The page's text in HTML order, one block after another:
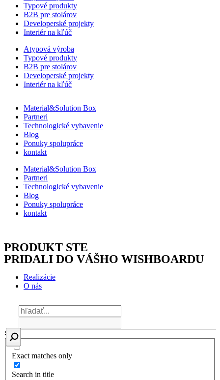
Typové produkty
B2B pre stolárov
Developerské projekty
Interiér na kľúč
Atypová výroba
Typové produkty
B2B pre stolárov
Developerské projekty
Interiér na kľúč
Material&Solution Box
Partneri
Technologické vybavenie
Blog
Ponuky spolupráce
kontakt
Material&Solution Box
Partneri
Technologické vybavenie
Blog
Ponuky spolupráce
kontakt
PRODUKT STE
PRIDALI DO VÁŠHO WISHBOARDU
Realizácie
O nás
Exact matches only
Search in title